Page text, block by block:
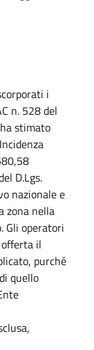
i
n. 528 del
stimato
D.Lgs.
nazionale e
zona nella
Gli operatori
il
purché
quello